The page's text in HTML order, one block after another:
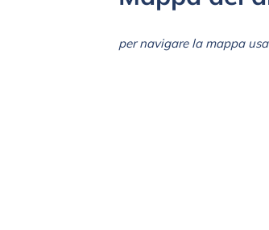
per navigare la mappa